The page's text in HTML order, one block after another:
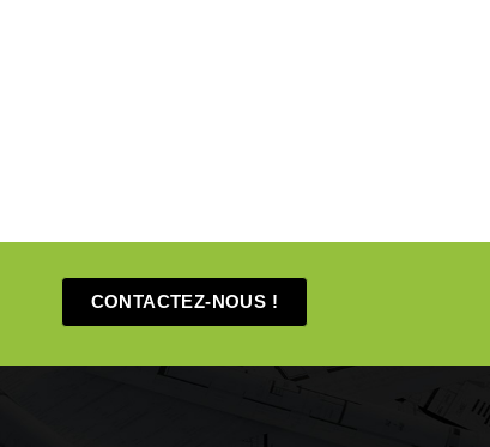
CONTACTEZ-NOUS !